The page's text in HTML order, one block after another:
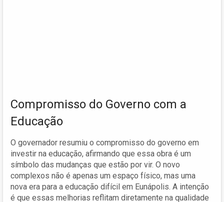
Compromisso do Governo com a
Educação
O governador resumiu o compromisso do governo em
investir na educação, afirmando que essa obra é um
símbolo das mudanças que estão por vir. O novo
complexos não é apenas um espaço físico, mas uma
nova era para a educação difícil em Eunápolis. A intenção
é que essas melhorias reflitam diretamente na qualidade